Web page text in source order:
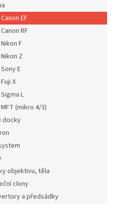
EF
RF
F
Z
E
X
L
(mikro 4/3)
docky
objektivu, těla
clony
a předsádky